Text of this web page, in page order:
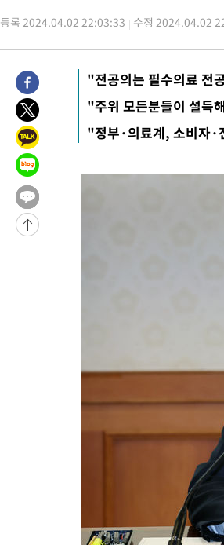
13시간 전 >'최고 37도' 폭염 지속…강원동해안
15시간 전 >[속보]뉴욕증시 상승 마감…S&P
-4767초 전 >
이란 "호르무즈 재개방 합의 근접
1시간 전 >
[속보]與최고위원 제주·인천 순회
수·김용 순
1시간 전 >
44.56%
1시간 전 >
[속보]與 대표 경선 제주·인천 당
10.17%
1시간 전 >
1시간 전 >
3시간 전 >
3시간 전 >
[속보]이강인 "감독님이 원하는 마음
선재도서 해루질 나섰다 실종 60대,
남자 농구, 나고야 아시안게임서 '홈팀'
여수 오동도 해상서 모터보트 전복
극한폭염 한풀 꺾이지만…'낮 최고
축구협회 "압수수색·성접대 논란 사
[속보]'압수수색·성접대 논란' 축구
'최고 37도' 폭염 지속…강원동해안
[속보]뉴욕증시 상승 마감…S&P
등록 2024.04.02 22:03:33 수정 2024.04.02
"전공의는 필수의료 전
"주위 모든분들이 설득
"정부·의료계, 소비자·